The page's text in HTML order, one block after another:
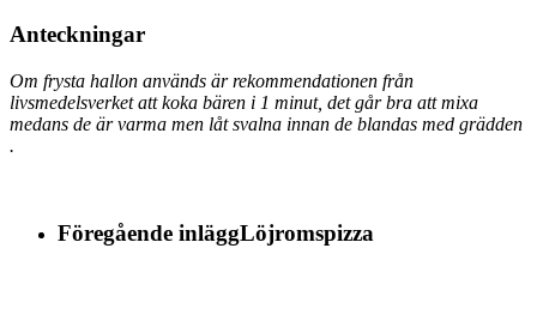
Anteckningar
Om frysta hallon används är rekommendationen från
livsmedelsverket att koka bären i 1 minut, det går bra att mixa
medans de är varma men låt svalna innan de blandas med grädden
.
Föregående inläggLöjromspizza